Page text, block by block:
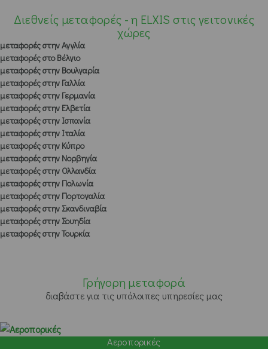
Διεθνείς μεταφορές - η ELXIS στις γειτονικές
χώρες
μεταφορές στην Αγγλία
μεταφορές στο Βέλγιο
μεταφορές στην Βουλγαρία
μεταφορές στην Γαλλία
μεταφορές στην Γερμανία
μεταφορές στην Ελβετία
μεταφορές στην Ισπανία
μεταφορές στην Ιταλία
μεταφορές στην Κύπρο
μεταφορές στην Νορβηγία
μεταφορές στην Ολλανδία
μεταφορές στην Πολωνία
μεταφορές στην Πορτογαλία
μεταφορές στην Σκανδιναβία
μεταφορές στην Σουηδία
μεταφορές στην Τουρκία
Γρήγορη μεταφορά
διαβάστε για τις υπόλοιπες υπηρεσίες μας
Αεροπορικές